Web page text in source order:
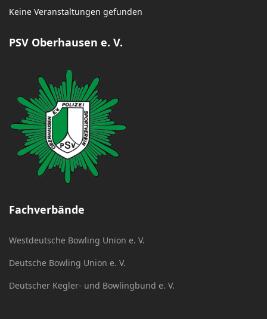
Keine Veranstaltungen gefunden
PSV Oberhausen e. V.
Fachverbände
Westdeutsche Bowling Union e. V.
Deutsche Bowling Union e. V.
Deutscher Kegler- und Bowlingbund e. V.